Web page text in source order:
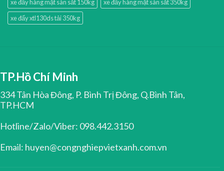
xe đẩy hàng mặt sàn sắt 150kg
xe đẩy hàng mặt sàn sắt 350kg
xe đẩy xtl130ds tải 350kg
TP.Hồ Chí Minh
334 Tân Hòa Đông, P. Bình Trị Đông, Q.Bình Tân,
TP.HCM
Hotline/Zalo/Viber: 098.442.3150
Email: huyen@congnghiepvietxanh.com.vn